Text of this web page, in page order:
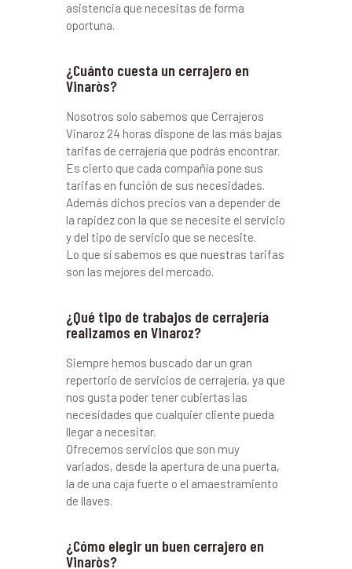
asistencia que necesitas de forma
oportuna.
¿Cuánto cuesta un cerrajero en
Vinaròs?
Nosotros solo sabemos que Cerrajeros
Vinaroz 24 horas dispone de las más bajas
tarifas de cerrajería que podrás encontrar.
Es cierto que cada compañía pone sus
tarifas en función de sus necesidades.
Además dichos precios van a depender de
la rapidez con la que se necesite el servicio
y del tipo de servicio que se necesite.
Lo que sí sabemos es que nuestras tarifas
son las mejores del mercado.
¿Qué tipo de trabajos de cerrajería
realizamos en Vinaroz?
Siempre hemos buscado dar un gran
repertorio de servicios de cerrajería, ya que
nos gusta poder tener cubiertas las
necesidades que cualquier cliente pueda
llegar a necesitar.
Ofrecemos servicios que son muy
variados, desde la apertura de una puerta,
la de una caja fuerte o el amaestramiento
de llaves.
¿Cómo elegir un buen cerrajero en
Vinaròs?